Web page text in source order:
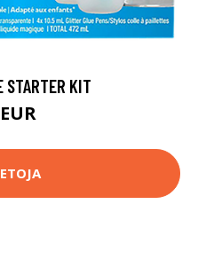
STARTER KIT